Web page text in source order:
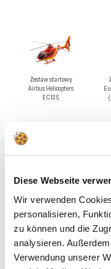
Diese Webseite
Wir verwenden
personalisieren,
zu können und die
analysieren.
Verwendung unserer
Zestaw startowy
Airbus Helicopters
EC135
Tworzenie modeli
historia wyścigów
Dlaczego modele
fascynujące
Zestawy modeli do sportów
historycznym
legendarnych samochodów
sportów motorowych.